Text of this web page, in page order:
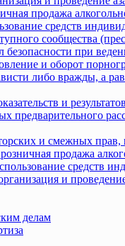
продажа
средств
сообщества
при
и оборот
либо вражды, а
и
предварительного
и смежных прав,
продажа
средств
и
делам